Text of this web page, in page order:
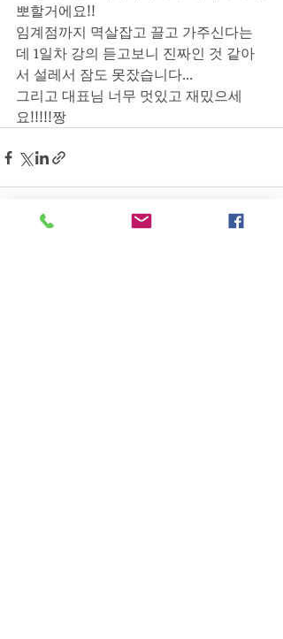
뽀할거에요!!
임계점까지 멱살잡고 끌고 가주신다는
데 1일차 강의 듣고보니 진짜인 것 같아
서 설레서 잠도 못잤습니다...
그리고 대표님 너무 멋있고 재밌으세
요!!!!!짱